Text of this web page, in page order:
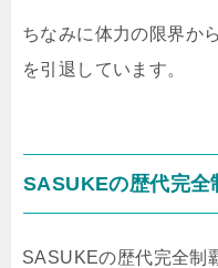
ちなみに体力の限界か
を引退しています。
SASUKEの歴代完
SASUKEの歴代完全制